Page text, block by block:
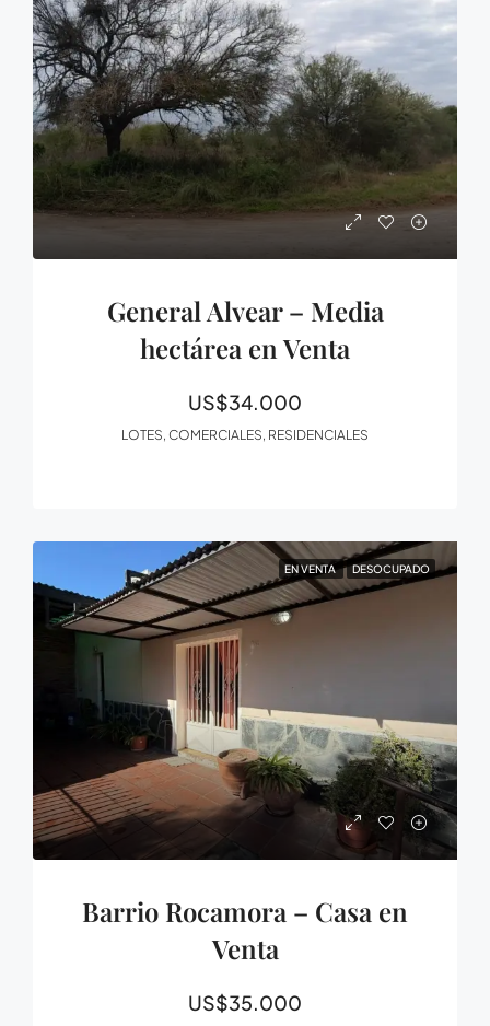
General Alvear – Media
hectárea en Venta
US$34.000
LOTES, COMERCIALES, RESIDENCIALES
EN VENTA DESOCUPADO
Barrio Rocamora – Casa en
Venta
US$35.000